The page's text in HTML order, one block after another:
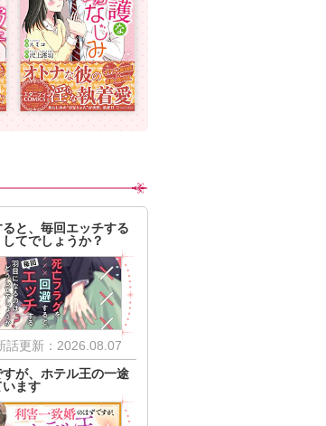
と、毎回エッチする
てでしょうか？
話更新：2026.08.07
が、ホテル王の一途
ます